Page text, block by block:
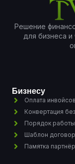
Решение
для бизнеса
Бизнесу
Оплата инвойсов
Конвертация
Порядок
Шаблон
Памятка